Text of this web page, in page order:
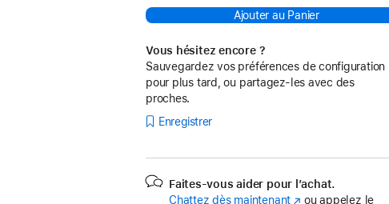
Ajouter au Panier
Vous hésitez encore ?
Sauvegardez vos préférences de configuration
pour plus tard, ou partagez-les avec des
proches.
Enregistrer
Faites-vous aider pour l’achat.
Chattez dès maintenant (s’ouvre
ou appelez le